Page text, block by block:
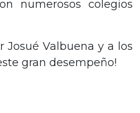
numerosos colegios
Josué Valbuena y a los
gran desempeño!